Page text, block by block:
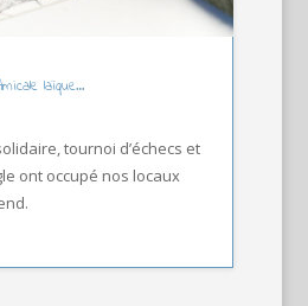
laïque…
tournoi d’échecs et
ont occupé nos locaux